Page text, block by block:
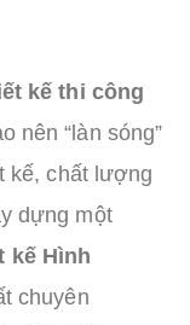
kế thi công
nên “làn sóng”
kế, chất lượng
dựng một
kế Hình
chuyên